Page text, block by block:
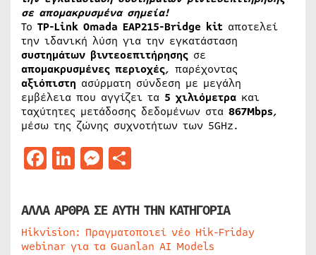
σε απομακρυσμένα σημεία!
Το TP-Link Omada EAP215-Bridge kit αποτελεί
την ιδανική λύση για την εγκατάσταση
συστημάτων βιντεοεπιτήρησης σε
απομακρυσμένες περιοχές, παρέχοντας
αξιόπιστη ασύρματη σύνδεση με μεγάλη
εμβέλεια που αγγίζει τα 5 χιλιόμετρα και
ταχύτητες μετάδοσης δεδομένων στα 867Mbps,
μέσω της ζώνης συχνοτήτων των 5GHz.
Facebook
LinkedIn
Messenger
ΑΛΛΑ ΑΡΘΡΑ ΣΕ ΑΥΤΗ ΤΗΝ ΚΑΤΗΓΟΡΙΑ
Hikvision: Πραγματοποιεί νέο Hik-Friday
webinar για τα Guanlan AI Models